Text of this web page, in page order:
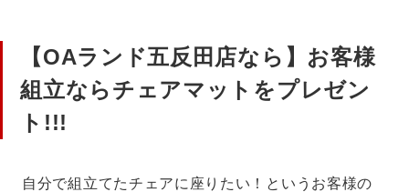
【OAランド五反田店なら】お客様
組立ならチェアマットをプレゼン
ト!!!
自分で組立てたチェアに座りたい！というお客様の